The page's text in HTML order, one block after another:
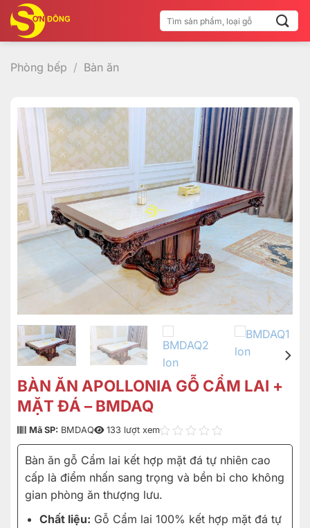
qua
nội
dung
Tìm
kiếm:
Phòng bếp / Bàn ăn
BÀN ĂN APOLLONIA GỖ CẨM LAI +
MẶT ĐÁ – BMDAQ
Mã SP: BMDAQ 133 lượt xem
Bàn ăn gỗ Cẩm lai kết hợp mặt đá tự nhiên cao
cấp là điểm nhấn sang trọng và bền bỉ cho không
gian phòng ăn thượng lưu.
Chất liệu: Gỗ Cẩm lai 100% kết hợp mặt đá tự